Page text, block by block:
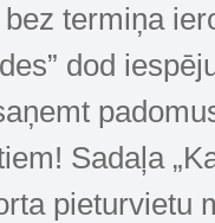
termiņa
dod
Sadaļa
pieturvietu